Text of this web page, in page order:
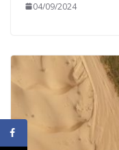
04/09/2024